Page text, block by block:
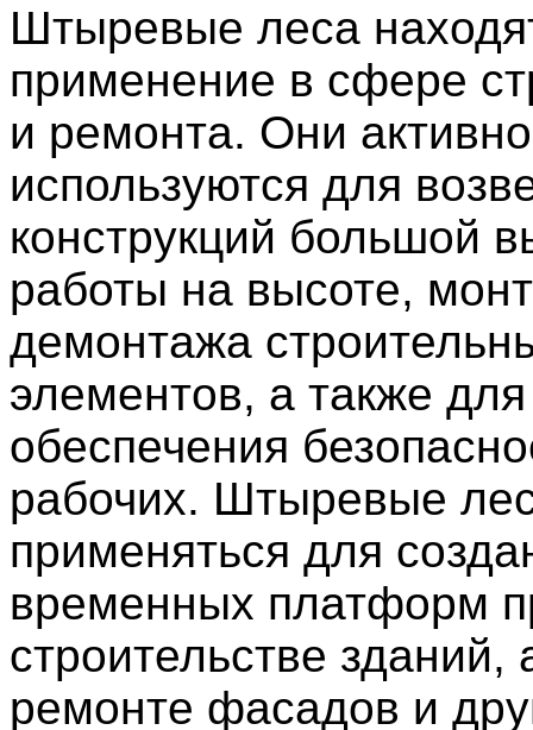
Штыревые леса
применение в сфере
и ремонта. Они активно
используются для
конструкций большой
работы на высоте,
демонтажа
элементов, а также для
обеспечения
рабочих. Штыревые
применяться для
временных платформ
строительстве зданий,
ремонте фасадов и